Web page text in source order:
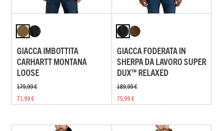
GIACCA IMBOTTITA
CARHARTT MONTANA
LOOSE
179,99 €
71,99 €
GIACCA FODERATA IN
SHERPA DA LAVORO SUPER
DUX™ RELAXED
189,99 €
75,99 €